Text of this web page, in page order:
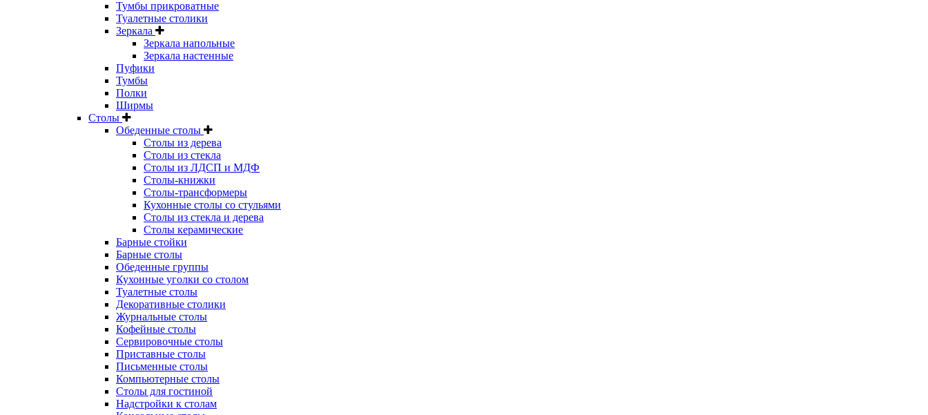
Тумбы прикроватные
Туалетные столики
Зеркала
Зеркала напольные
Зеркала настенные
Пуфики
Тумбы
Полки
Ширмы
Столы
Обеденные столы
Столы из дерева
Столы из стекла
Столы из ЛДСП и МДФ
Столы-книжки
Столы-трансформеры
Кухонные столы со стульями
Столы из стекла и дерева
Столы керамические
Барные стойки
Барные столы
Обеденные группы
Кухонные уголки со столом
Туалетные столы
Декоративные столики
Журнальные столы
Кофейные столы
Сервировочные столы
Приставные столы
Письменные столы
Компьютерные столы
Столы для гостиной
Надстройки к столам